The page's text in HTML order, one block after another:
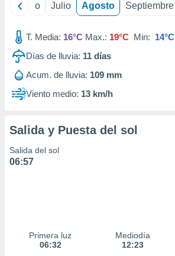
1199
Junio Julio Agosto Septiembre
T. Media: 16°C Max.: 19°C Min: 14°C
Días de lluvia: 11 días
Acum. de lluvia: 109 mm
Viento medio: 13 km/h
Salida y Puesta del sol
Salida del sol
06:57
Primera luz
06:32
Mediodía
12:23